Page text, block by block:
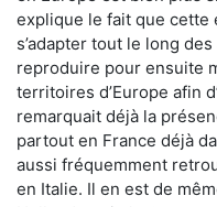
explique le fait que cette
s’adapter tout le long
reproduire pour ensuite
territoires d’Europe afin
remarquait déjà la
partout en France déjà
aussi fréquemment
en Italie. Il en est de